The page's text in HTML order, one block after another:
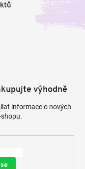
výhodně
informace o nových